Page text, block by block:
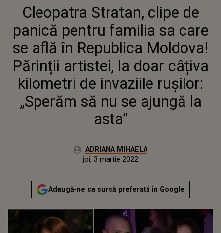
PANICĂ PENTRU FAMILIA SA
CARE SE AFLĂ ÎN REPUBLICA
MOLDOVA! PĂRINȚII ARTISTEI,
LA DOAR CÂȚIVA KILOMETRI DE
INVAZIILE RUȘILOR: „SPERĂM
SĂ NU SE AJUNGĂ LA ASTA”
Cleopatra Stratan, clipe de
panică pentru familia sa care
se află în Republica Moldova!
Părinții artistei, la doar câțiva
kilometri de invaziile rușilor:
„Sperăm să nu se ajungă la
asta”
Autor:ADRIANA MIHAELA
Actualizat:
joi, 3 martie 2022
Adaugă-ne ca sursă preferată în Google